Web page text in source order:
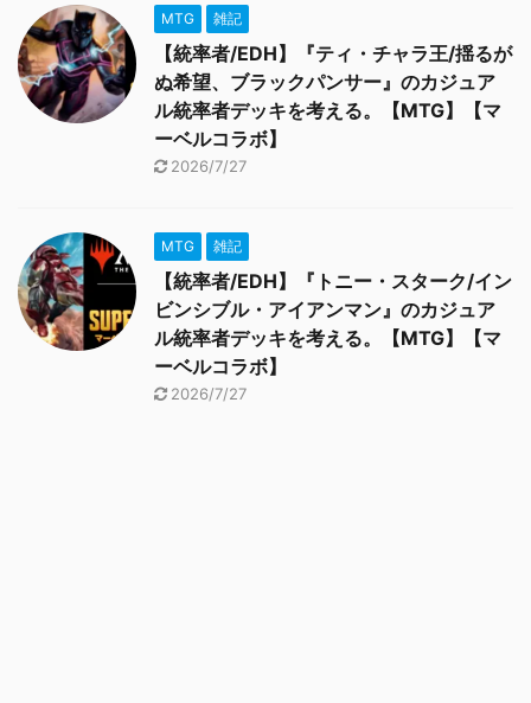
MTG 雑記
【統率者/EDH】『ティ・チャラ王/揺るが
ぬ希望、ブラックパンサー』のカジュア
ル統率者デッキを考える。【MTG】【マ
ーベルコラボ】
2026/7/27
MTG 雑記
【統率者/EDH】『トニー・スターク/イン
ビンシブル・アイアンマン』のカジュア
ル統率者デッキを考える。【MTG】【マ
ーベルコラボ】
2026/7/27